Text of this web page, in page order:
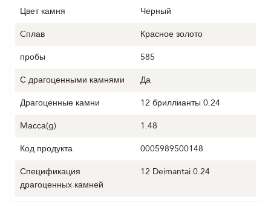
Цвет камня
Черный
Cплав
Красное золото
пробы
585
С драгоценными камнями
Да
Драгоценные камни
12 бриллианты 0.24
Mасса(g)
1.48
Код продукта
0005989500148
Спецификация
драгоценных камней
12 Deimantai 0.24